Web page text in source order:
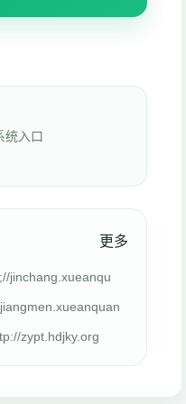
统入口
更多
jinchang.xueanqu
zypt.hdjky.org